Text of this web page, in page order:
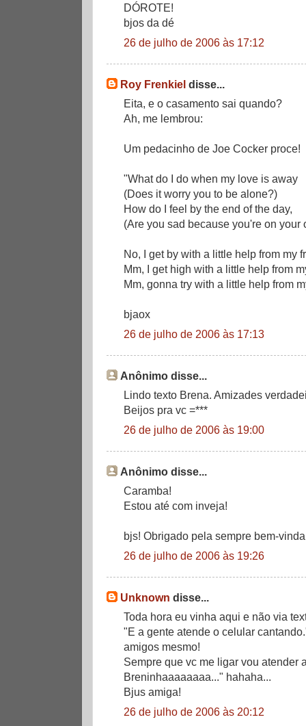
DÓROTE!
bjos da dé
26 de julho de 2006 às 17:12
Roy Frenkiel disse...
Eita, e o casamento sai quando?
Ah, me lembrou:
Um pedacinho de Joe Cocker proce!
"What do I do when my love is away
(Does it worry you to be alone?)
How do I feel by the end of the day,
(Are you sad because you're on your
No, I get by with a little help from my
Mm, I get high with a little help from
Mm, gonna try with a little help from
bjaox
26 de julho de 2006 às 17:13
Anônimo disse...
Lindo texto Brena. Amizades
Beijos pra vc =***
26 de julho de 2006 às 19:00
Anônimo disse...
Caramba!
Estou até com inveja!
bjs! Obrigado pela sempre bem-
26 de julho de 2006 às 19:26
Unknown disse...
Toda hora eu vinha aqui e não via
"E a gente atende o celular
amigos mesmo!
Sempre que vc me ligar vou atender
Breninhaaaaaaaa..." hahaha...
Bjus amiga!
26 de julho de 2006 às 20:12